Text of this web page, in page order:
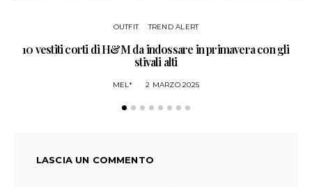
OUTFIT TREND ALERT
10 vestiti corti di H&M da indossare in primavera con gli
stivali alti
MEL* 2 MARZO 2025
LASCIA UN COMMENTO